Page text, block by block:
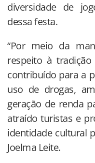
diversidade de
dessa festa.
“Por meio da
respeito à
contribuído para a
uso de drogas,
geração de renda
atraído turistas e
identidade cultural
Joelma Leite.